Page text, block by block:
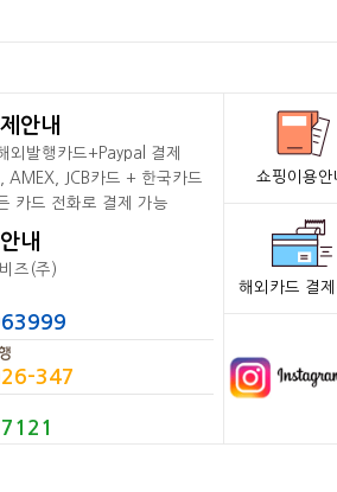
안내
외발행카드+Paypal 결제
AMEX, JCB카드 + 한국카드
카드 전화로 결제 가능
내
즈(주)
347
쇼핑이용안
해외카드 결